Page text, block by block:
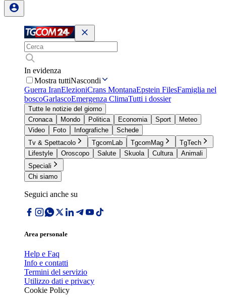
In evidenza
Mostra tuttiNascondi
Guerra IranElezioniCrans MontanaEpstein FilesFamiglia nel
boscoGarlascoEmergenza ClimaTutti i dossier
Tutte le notizie del giorno
Cronaca
Mondo Politica Economia Sport
Meteo
Video
Foto Infografiche
Schede
Tv & Spettacolo
TgcomLab TgcomMag
TgTech
Lifestyle
Oroscopo Salute Skuola Cultura
Animali
Speciali
Chi siamo
Seguici anche su
Area personale
Help e Faq
Info e contatti
Termini del servizio
Utilizzo dati e privacy
Cookie Policy